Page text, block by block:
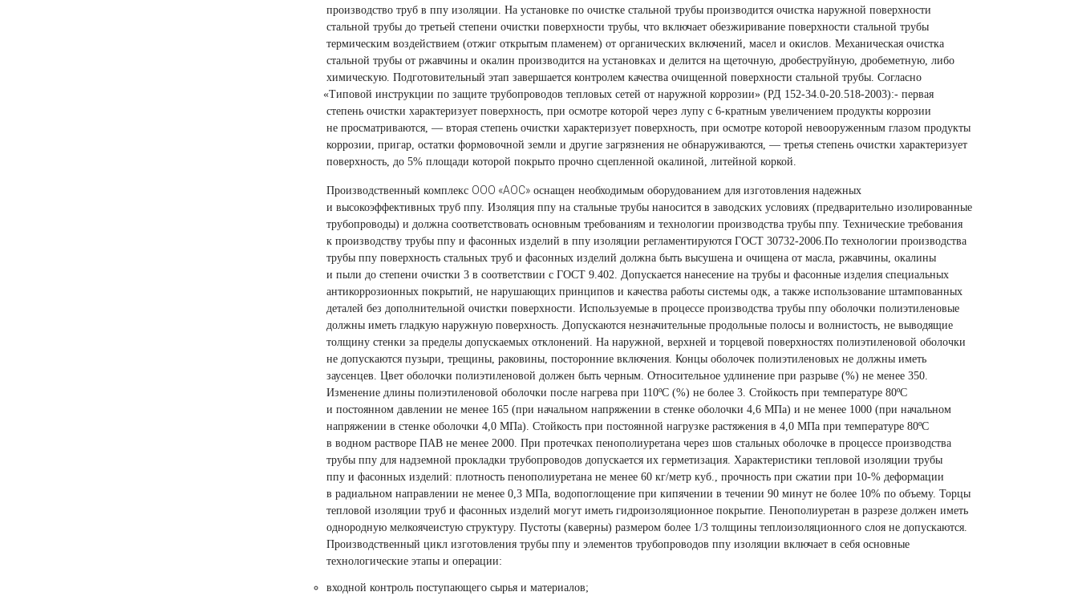
производство труб в ппу изоляции. На установке по очистке стальной трубы производится очистка наружной поверхности
стальной трубы до третьей степени очистки поверхности трубы, что включает обезжиривание поверхности стальной трубы
термическим воздействием (отжиг открытым пламенем) от органических включений, масел и окислов. Механическая очистка
стальной трубы от ржавчины и окалин производится на установках и делится на щеточную, дробеструйную, дробеметную, либо
химическую. Подготовительный этап завершается контролем качества очищенной поверхности стальной трубы. Согласно
«Типовой инструкции по защите трубопроводов тепловых сетей от наружной коррозии» (РД 152-34.0-20.518-2003):- первая
степень очистки характеризует поверхность, при осмотре которой через лупу с 6-кратным увеличением продукты коррозии
не просматриваются, — вторая степень очистки характеризует поверхность, при осмотре которой невооруженным глазом продукты
коррозии, пригар, остатки формовочной земли и другие загрязнения не обнаруживаются, — третья степень очистки характеризует
поверхность, до 5% площади которой покрыто прочно сцепленной окалиной, литейной коркой.
Производственный комплекс ООО «АОС» оснащен необходимым оборудованием для изготовления надежных
и высокоэффективных труб ппу. Изоляция ппу на стальные трубы наносится в заводских условиях (предварительно изолированные
трубопроводы) и должна соответствовать основным требованиям и технологии производства трубы ппу. Технические требования
к производству трубы ппу и фасонных изделий в ппу изоляции регламентируются ГОСТ 30732-2006.По технологии производства
трубы ппу поверхность стальных труб и фасонных изделий должна быть высушена и очищена от масла, ржавчины, окалины
и пыли до степени очистки 3 в соответствии с ГОСТ 9.402. Допускается нанесение на трубы и фасонные изделия специальных
антикоррозионных покрытий, не нарушающих принципов и качества работы системы одк, а также использование штампованных
деталей без дополнительной очистки поверхности. Используемые в процессе производства трубы ппу оболочки полиэтиленовые
должны иметь гладкую наружную поверхность. Допускаются незначительные продольные полосы и волнистость, не выводящие
толщину стенки за пределы допускаемых отклонений. На наружной, верхней и торцевой поверхностях полиэтиленовой оболочки
не допускаются пузыри, трещины, раковины, посторонние включения. Концы оболочек полиэтиленовых не должны иметь
заусенцев. Цвет оболочки полиэтиленовой должен быть черным. Относительное удлинение при разрыве (%) не менее 350.
Изменение длины полиэтиленовой оболочки после нагрева при 110ºС (%) не более 3. Стойкость при температуре 80ºС
и постоянном давлении не менее 165 (при начальном напряжении в стенке оболочки 4,6 МПа) и не менее 1000 (при начальном
напряжении в стенке оболочки 4,0 МПа). Стойкость при постоянной нагрузке растяжения в 4,0 МПа при температуре 80ºС
в водном растворе ПАВ не менее 2000. При протечках пенополиуретана через шов стальных оболочке в процессе производства
трубы ппу для надземной прокладки трубопроводов допускается их герметизация. Характеристики тепловой изоляции трубы
ппу и фасонных изделий: плотность пенополиуретана не менее 60 кг/метр куб., прочность при сжатии при 10-% деформации
в радиальном направлении не менее 0,3 МПа, водопоглощение при кипячении в течении 90 минут не более 10% по объему. Торцы
тепловой изоляции труб и фасонных изделий могут иметь гидроизоляционное покрытие. Пенополиуретан в разрезе должен иметь
однородную мелкоячеистую структуру. Пустоты (каверны) размером более 1/3 толщины теплоизоляционного слоя не допускаются.
Производственный цикл изготовления трубы ппу и элементов трубопроводов ппу изоляции включает в себя основные
технологические этапы и операции:
входной контроль поступающего сырья и материалов;